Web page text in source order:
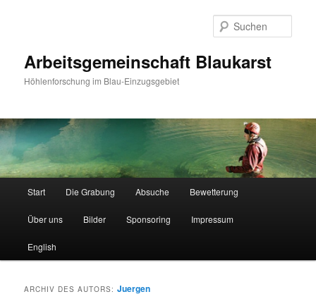
Arbeitsgemeinschaft Blaukarst
Höhlenforschung im Blau-Einzugsgebiet
Zum
Inhalt
wechseln
Zum
sekundären
Inhalt
wechseln
Start Die Grabung Absuche Bewetterung
Über uns Bilder Sponsoring Impressum
English
ARCHIV DES AUTORS:Juergen